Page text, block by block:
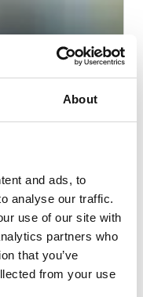
About
and ads, to
analyse our traffic.
use of our site with
partners who
that you’ve
from your use
à étendre son